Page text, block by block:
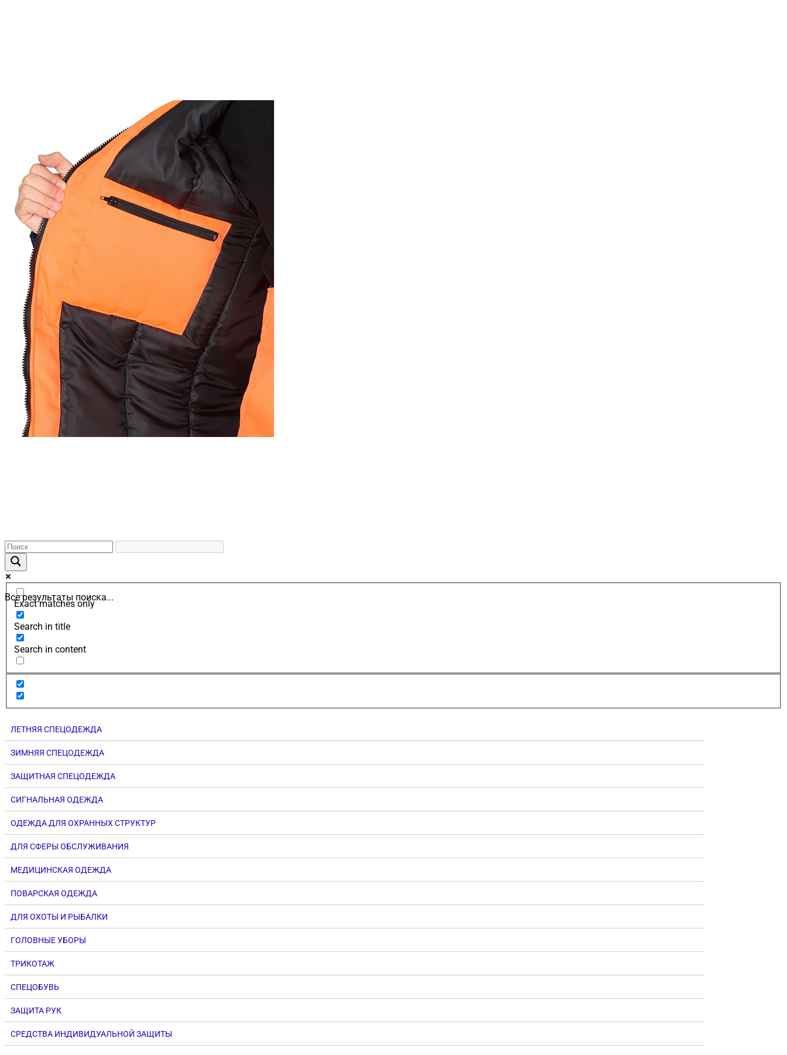
Все результаты поиска...
Exact matches only
Search in title
Search in content
ЛЕТНЯЯ СПЕЦОДЕЖДА
ЗИМНЯЯ СПЕЦОДЕЖДА
ЗАЩИТНАЯ СПЕЦОДЕЖДА
СИГНАЛЬНАЯ ОДЕЖДА
ОДЕЖДА ДЛЯ ОХРАННЫХ СТРУКТУР
ДЛЯ СФЕРЫ ОБСЛУЖИВАНИЯ
МЕДИЦИНСКАЯ ОДЕЖДА
ПОВАРСКАЯ ОДЕЖДА
ДЛЯ ОХОТЫ И РЫБАЛКИ
ГОЛОВНЫЕ УБОРЫ
ТРИКОТАЖ
СПЕЦОБУВЬ
ЗАЩИТА РУК
СРЕДСТВА ИНДИВИДУАЛЬНОЙ ЗАЩИТЫ